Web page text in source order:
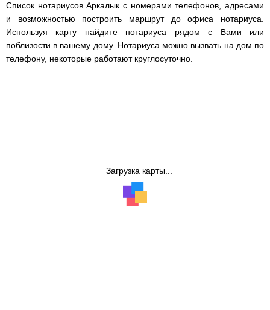
Список нотариусов Аркалык с номерами телефонов, адресами
и возможностью построить маршрут до офиса нотариуса.
Используя карту найдите нотариуса рядом с Вами или
поблизости в вашему дому. Нотариуса можно вызвать на дом по
телефону, некоторые работают круглосуточно.
Загрузка карты...